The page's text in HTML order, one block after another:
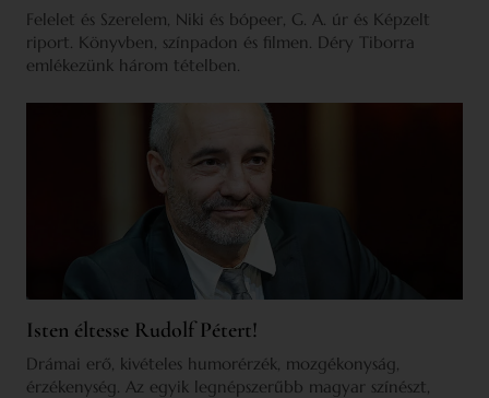
Felelet és Szerelem, Niki és bópeer, G. A. úr és Képzelt
riport. Könyvben, színpadon és filmen. Déry Tiborra
emlékezünk három tételben.
Isten éltesse Rudolf Pétert!
Drámai erő, kivételes humorérzék, mozgékonyság,
érzékenység. Az egyik legnépszerűbb magyar színészt,